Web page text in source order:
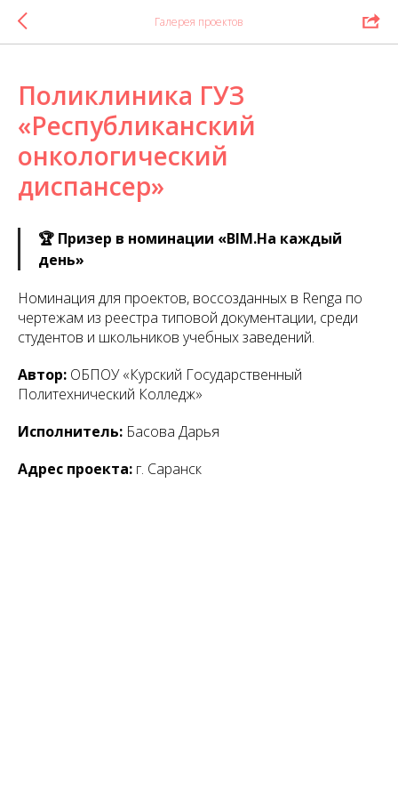
Галерея проектов
Поликлиника ГУЗ
«Республиканский
онкологический
диспансер»
🏆 Призер в номинации «BIM.На каждый
день»
Номинация для проектов, воссозданных в Renga по
чертежам из реестра типовой документации, среди
студентов и школьников учебных заведений.
Автор: ОБПОУ «Курский Государственный
Политехнический Колледж»
Исполнитель: Басова Дарья
Адрес проекта: г. Саранск